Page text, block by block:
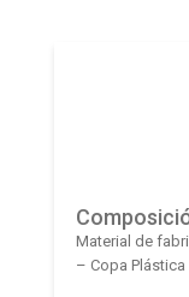
Material de
– Copa Plástica